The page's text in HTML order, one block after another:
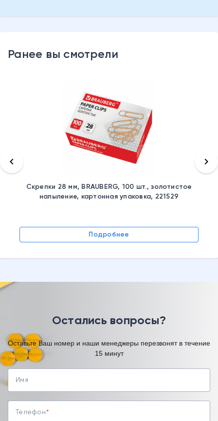
Ранее вы смотрели
Скрепки 28 мм, BRAUBERG, 100 шт., золотистое
напыление, картонная упаковка, 221529
Подробнее
keyboard_arrow_left keyboard_arrow_right
Остались вопросы?
Оставьте Ваш номер и наши менеджеры перезвонят в течение
15 минут
Имя
Телефон